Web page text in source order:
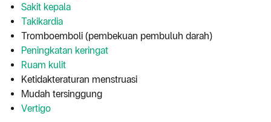
Sakit kepala
Takikardia
Tromboemboli (pembekuan pembuluh darah)
Peningkatan keringat
Ruam kulit
Ketidakteraturan menstruasi
Mudah tersinggung
Vertigo